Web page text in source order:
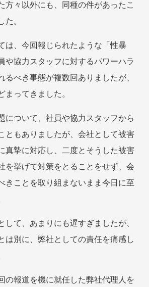
方々以外にも、同種の件があったこ
た。
は、今回報じられたような「性暴
や協力スタッフに対するパワーハラ
るべき事態が複数回ありましたが、
まってきました。
について、社員や協力スタッフから
ともありましたが、会社として被害
真摯に対応し、二度とそうした被害
を挙げて対策をとることをせず、会
きことを取り組まないまま今日に至
して、あまりにも遅すぎましたが、
は別に、弊社としての責任を痛感し
の報道を機に就任した弊社代理人を